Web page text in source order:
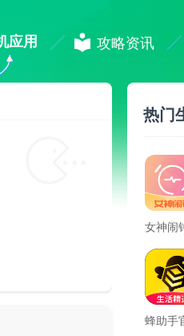
应用 攻略资讯
热门